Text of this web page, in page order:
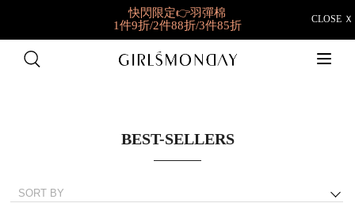
CLOSE Ｘ
快閃限定👉羽彈棉
1件9折/2件88折/3件85折
好穿到想包色
BRATOP任選2件NT698
BEST-SELLERS